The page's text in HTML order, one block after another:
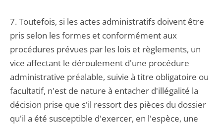
7. Toutefois, si les actes administratifs doivent être
pris selon les formes et conformément aux
procédures prévues par les lois et règlements, un
vice affectant le déroulement d'une procédure
administrative préalable, suivie à titre obligatoire ou
facultatif, n'est de nature à entacher d'illégalité la
décision prise que s'il ressort des pièces du dossier
qu'il a été susceptible d'exercer, en l'espèce, une